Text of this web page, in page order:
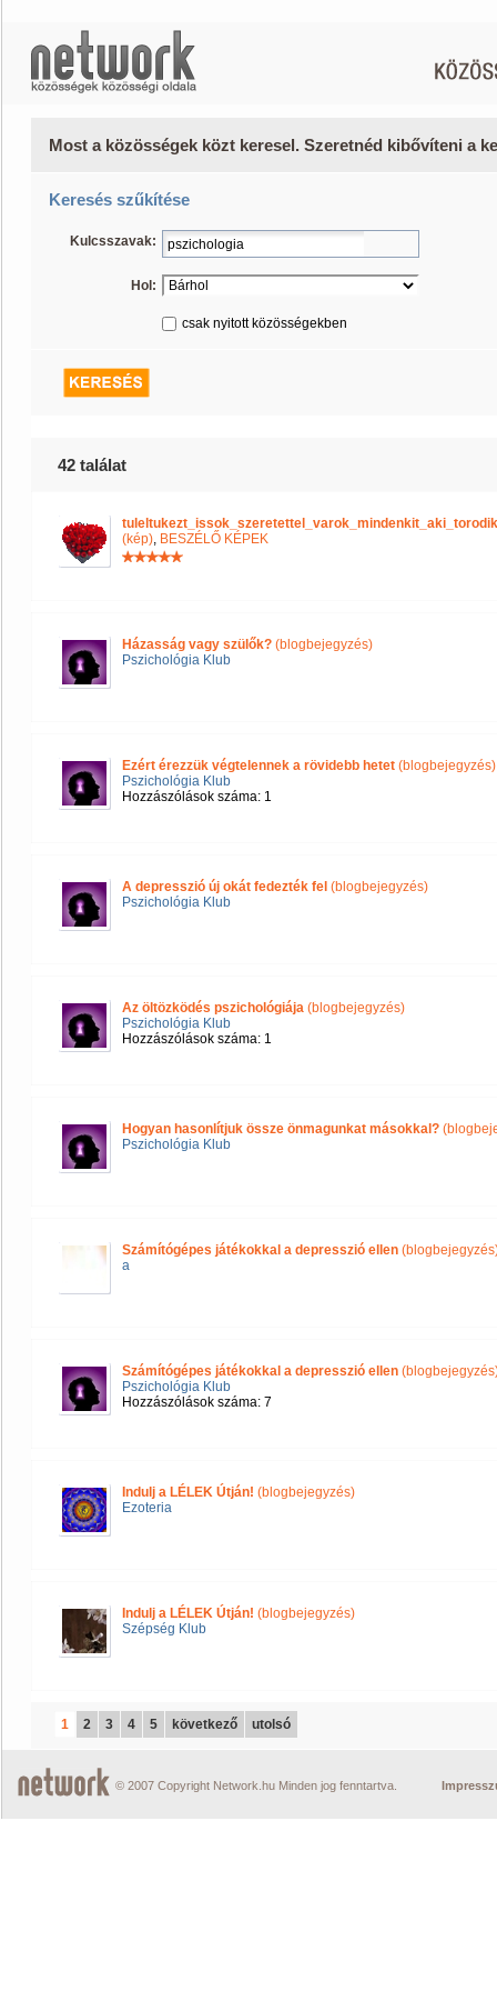
Most a közösségek közt keresel. Szeretnéd kibővíteni a
Keresés szűkítése
Kulcsszavak:
Hol:
csak nyitott közösségekben
42 találat
(kép), BESZÉLŐ KÉPEK
Házasság vagy szülők? (blogbejegyzés)
Pszichológia Klub
Ezért érezzük végtelennek a rövidebb hetet (blogbejegyzés)
Pszichológia Klub
Hozzászólások száma: 1
A depresszió új okát fedezték fel (blogbejegyzés)
Pszichológia Klub
Az öltözködés pszichológiája (blogbejegyzés)
Pszichológia Klub
Hozzászólások száma: 1
Hogyan hasonlítjuk össze önmagunkat másokkal?
Pszichológia Klub
Számítógépes játékokkal a depresszió ellen
a
Számítógépes játékokkal a depresszió ellen
Pszichológia Klub
Hozzászólások száma: 7
Indulj a LÉLEK Útján! (blogbejegyzés)
Ezoteria
Indulj a LÉLEK Útján! (blogbejegyzés)
Szépség Klub
1 2 3 4 5 következő utolsó
© 2007 Copyright Network.hu Minden jog fenntartva.